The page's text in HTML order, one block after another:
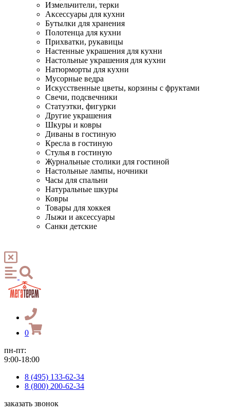
Измельчители, терки
Аксессуары для кухни
Бутылки для хранения
Полотенца для кухни
Прихватки, рукавицы
Настенные украшения для кухни
Настольные украшения для кухни
Натюрморты для кухни
Мусорные ведра
Искусственные цветы, корзины с фруктами
Свечи, подсвечники
Статуэтки, фигурки
Другие украшения
Шкуры и ковры
Диваны в гостиную
Кресла в гостиную
Стулья в гостиную
Журнальные столики для гостиной
Настольные лампы, ночники
Часы для спальни
Натуральные шкуры
Ковры
Товары для хоккея
Лыжи и аксессуары
Санки детские
0
пн-пт:
9:00-18:00
8 (495) 133-62-34
8 (800) 200-62-34
заказать звонок